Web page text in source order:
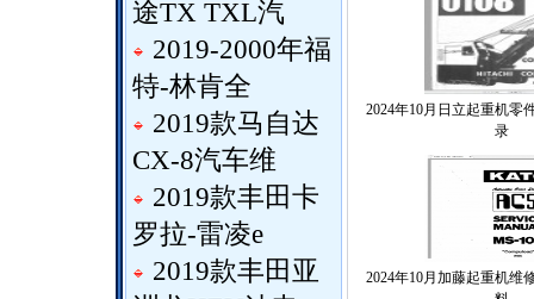
途TX TXL汽
2019-2000年福
特-林肯全
2019款马自达
CX-8汽车维
2019款丰田卡
罗拉-雷凌e
2019款丰田亚
2024年10月日立起重机零
录
2024年10月加藤起重机维